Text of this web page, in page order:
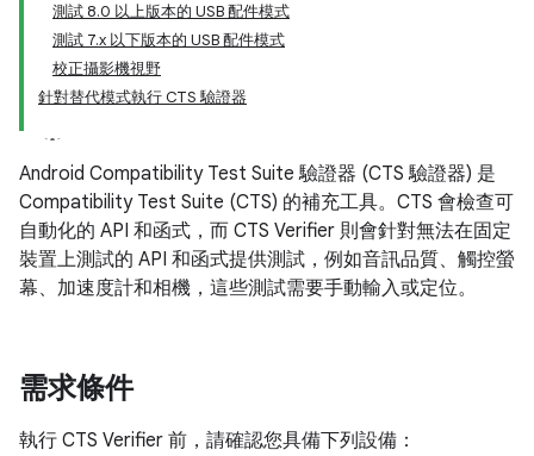
測試 8.0 以上版本的 USB 配件模式
測試 7.x 以下版本的 USB 配件模式
校正攝影機視野
針對替代模式執行 CTS 驗證器
Android Compatibility Test Suite 驗證器 (CTS 驗證器) 是
Compatibility Test Suite (CTS) 的補充工具。CTS 會檢查可
自動化的 API 和函式，而 CTS Verifier 則會針對無法在固定
裝置上測試的 API 和函式提供測試，例如音訊品質、觸控螢
幕、加速度計和相機，這些測試需要手動輸入或定位。
需求條件
執行 CTS Verifier 前，請確認您具備下列設備：